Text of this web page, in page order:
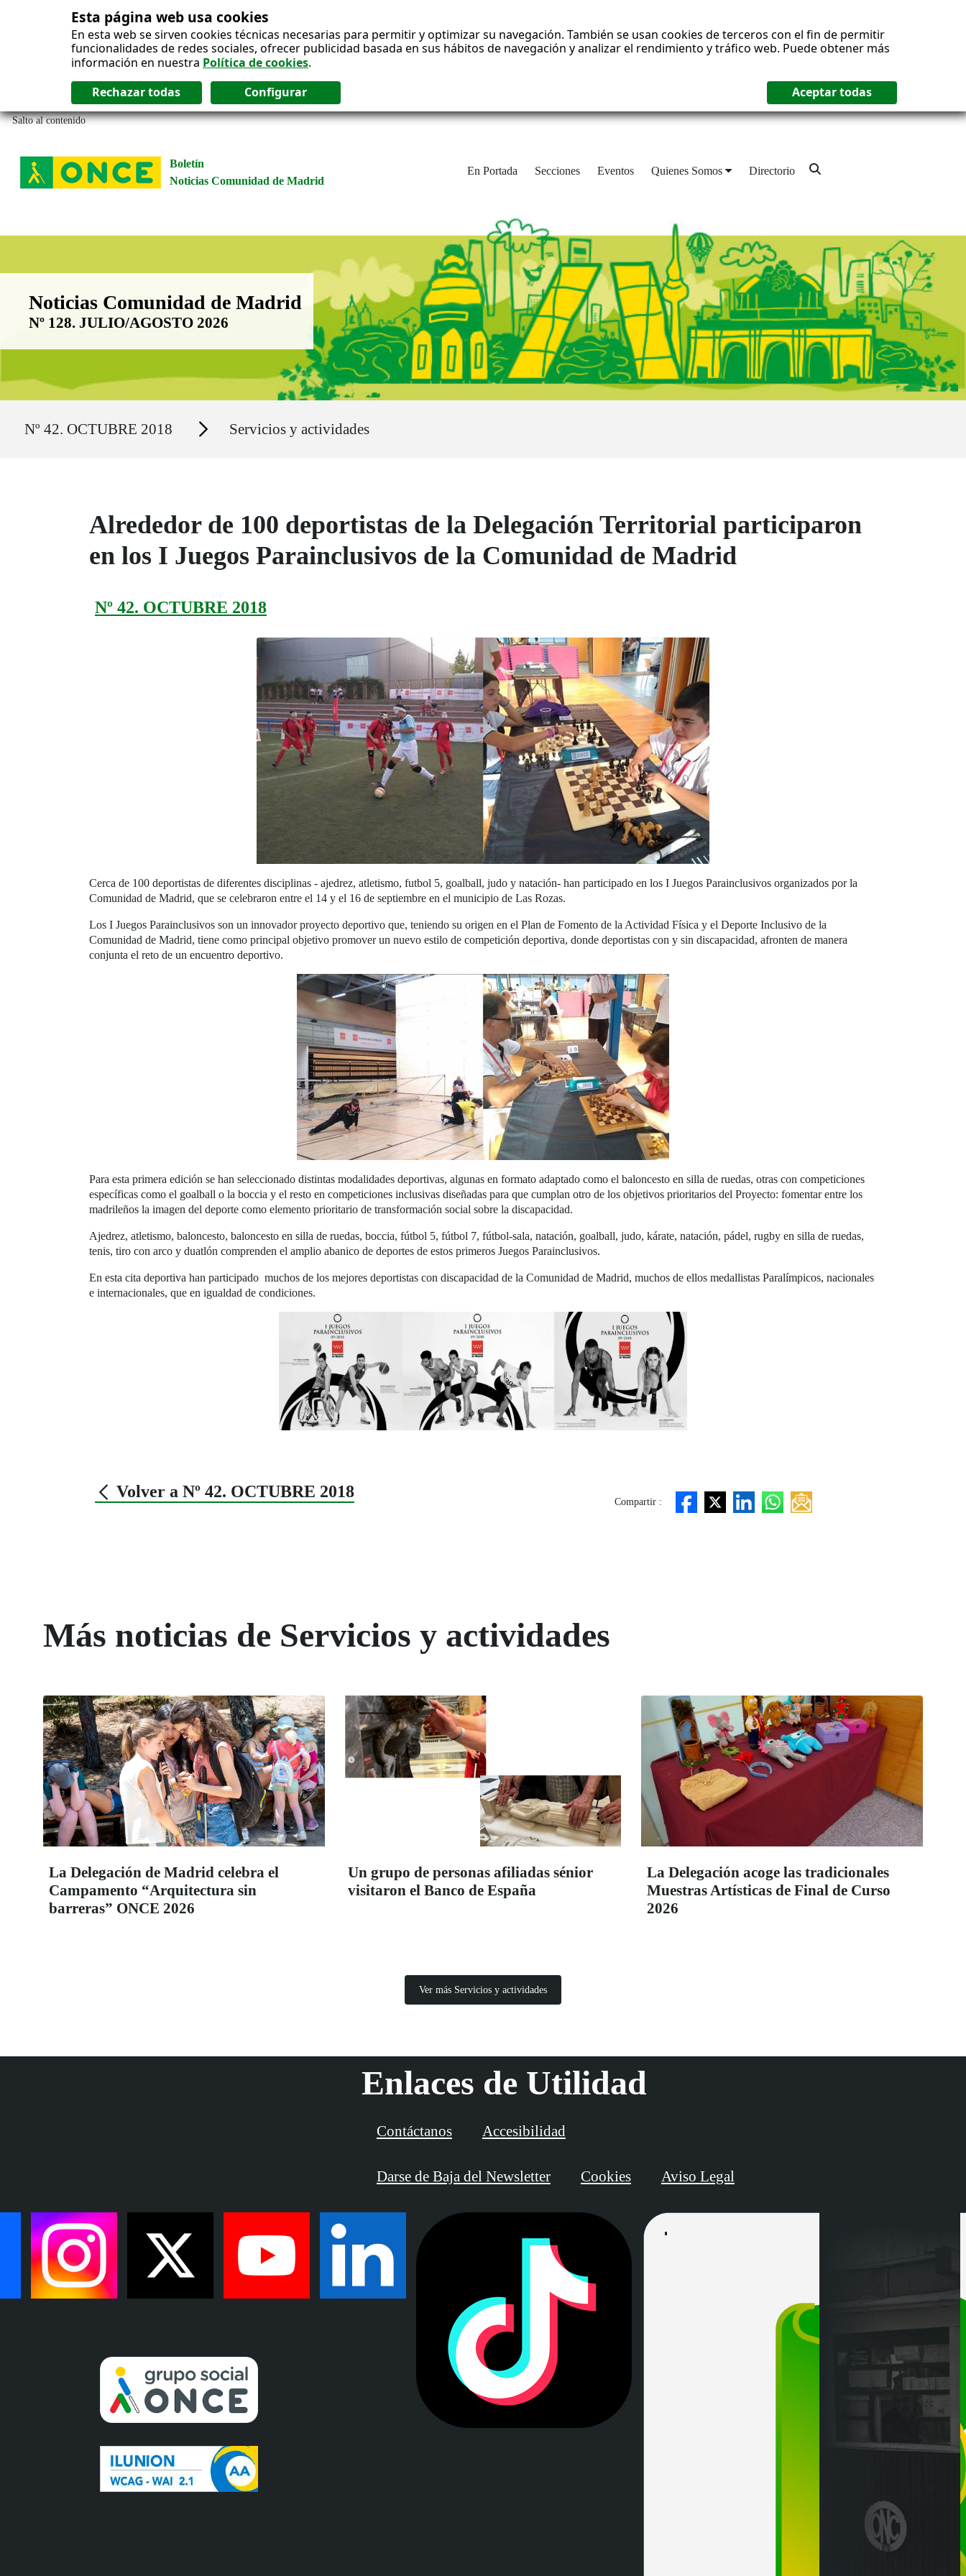
Esta página web usa cookies
En esta web se sirven cookies técnicas necesarias para permitir y optimizar su navegación. También se usan cookies de terceros con el fin de permitir
funcionalidades de redes sociales, ofrecer publicidad basada en sus hábitos de navegación y analizar el rendimiento y tráfico web. Puede obtener más
información en nuestra Política de cookies.
Salto al contenido
Boletín
Noticias Comunidad de Madrid
En Portada Secciones Eventos Quienes Somos Directorio
Boletín Noticias Comunidad de Madrid
Noticias Comunidad de Madrid
Nº 128. JULIO/AGOSTO 2026
Nº 42. OCTUBRE 2018 Secciones Servicios y actividades
Alrededor de 100 deportistas de la Delegación Territorial participaron
en los I Juegos Parainclusivos de la Comunidad de Madrid
Nº 42. OCTUBRE 2018
Cerca de 100 deportistas de diferentes disciplinas - ajedrez, atletismo, futbol 5, goalball, judo y natación- han participado en los I Juegos Parainclusivos organizados por la
Comunidad de Madrid, que se celebraron entre el 14 y el 16 de septiembre en el municipio de Las Rozas.
Los I Juegos Parainclusivos son un innovador proyecto deportivo que, teniendo su origen en el Plan de Fomento de la Actividad Física y el Deporte Inclusivo de la
Comunidad de Madrid, tiene como principal objetivo promover un nuevo estilo de competición deportiva, donde deportistas con y sin discapacidad, afronten de manera
conjunta el reto de un encuentro deportivo.
Para esta primera edición se han seleccionado distintas modalidades deportivas, algunas en formato adaptado como el baloncesto en silla de ruedas, otras con competiciones
específicas como el goalball o la boccia y el resto en competiciones inclusivas diseñadas para que cumplan otro de los objetivos prioritarios del Proyecto: fomentar entre los
madrileños la imagen del deporte como elemento prioritario de transformación social sobre la discapacidad.
Ajedrez, atletismo, baloncesto, baloncesto en silla de ruedas, boccia, fútbol 5, fútbol 7, fútbol-sala, natación, goalball, judo, kárate, natación, pádel, rugby en silla de ruedas,
tenis, tiro con arco y duatlón comprenden el amplio abanico de deportes de estos primeros Juegos Parainclusivos.
En esta cita deportiva han participado muchos de los mejores deportistas con discapacidad de la Comunidad de Madrid, muchos de ellos medallistas Paralímpicos, nacionales
e internacionales, que en igualdad de condiciones.
Volver a Nº 42. OCTUBRE 2018
Compartir :
Más noticias de Servicios y actividades
La Delegación de Madrid celebra el
Campamento “Arquitectura sin
barreras” ONCE 2026
Un grupo de personas afiliadas sénior
visitaron el Banco de España
La Delegación acoge las tradicionales
Muestras Artísticas de Final de Curso
2026
Ver más Servicios y actividades
Enlaces de Utilidad
Contáctanos Accesibilidad
Darse de Baja del Newsletter Cookies Aviso Legal